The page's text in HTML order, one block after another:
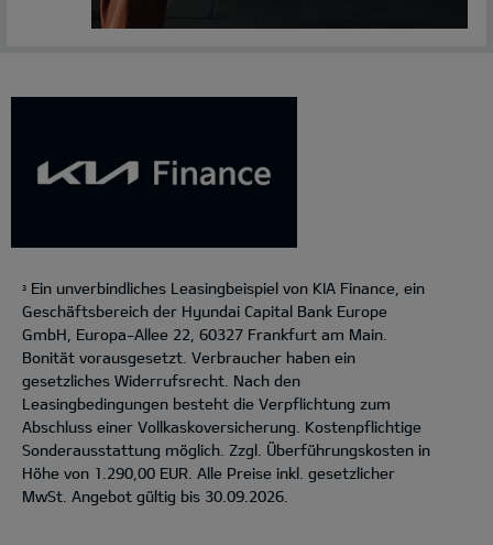
3
Ein unverbindliches Leasingbeispiel von KIA Finance, ein
Geschäftsbereich der Hyundai Capital Bank Europe
GmbH, Europa-Allee 22, 60327 Frankfurt am Main.
Bonität vorausgesetzt. Verbraucher haben ein
gesetzliches Widerrufsrecht. Nach den
Leasingbedingungen besteht die Verpflichtung zum
Abschluss einer Vollkaskoversicherung. Kostenpflichtige
Sonderausstattung möglich. Zzgl. Überführungskosten in
Höhe von 1.290,00 EUR. Alle Preise inkl. gesetzlicher
MwSt. Angebot gültig bis 30.09.2026.